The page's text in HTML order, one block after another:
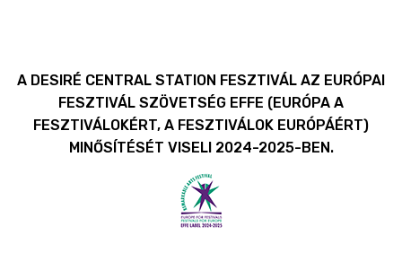
A DESIRÉ CENTRAL STATION FESZTIVÁL AZ EURÓPAI
FESZTIVÁL SZÖVETSÉG EFFE (EURÓPA A
FESZTIVÁLOKÉRT, A FESZTIVÁLOK EURÓPÁÉRT)
MINŐSÍTÉSÉT VISELI 2024-2025-BEN.